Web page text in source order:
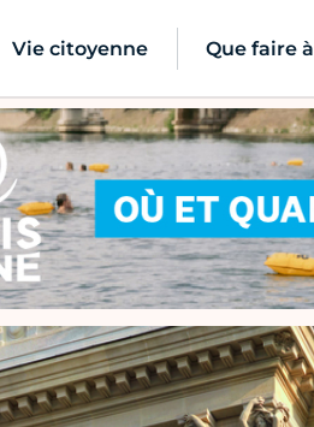
Vie citoyenne Que faire